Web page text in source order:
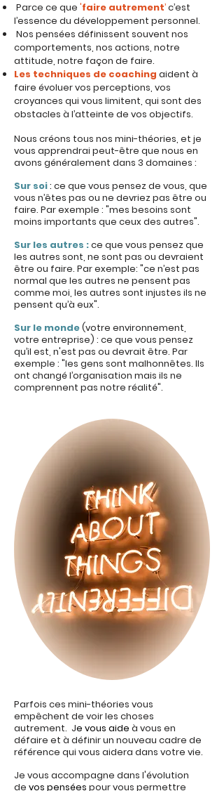
Parce ce que 'faire autrement’c’est
l’essence du développement personnel.
Nos pensées définissent souvent nos
comportements, nos actions, notre
attitude, notre façon de faire.​
Les techniques de coaching aident à
faire évoluer vos perceptions, vos
croyances qui vous limitent, qui sont des
obstacles à l’atteinte de vos objectifs.
Nous créons tous nos mini-théories, et je
vous apprendrai peut-être que nous en
avons généralement dans 3 domaines :
Sur soi: ce que vous pensez de vous, que
vous n’êtes pas ou ne devriez pas être ou
faire. Par exemple : "mes besoins sont
moins importants que ceux des autres".
Sur les autres :ce que vous pensez que
les autres sont, ne sont pas ou devraient
être ou faire. Par exemple: "ce n’est pas
normal que les autres ne pensent pas
comme moi, les autres sont injustes ils ne
pensent qu’à eux".
Sur le monde(votre environnement,
votre entreprise) : ce que vous pensez
qu’il est, n'est pas ou devrait être. Par
exemple : "les gens sont malhonnêtes. Ils
ont changé l’organisation mais ils ne
comprennent pas notre réalité".
Parfois ces mini-théories vous
empêchent de voir les choses
autrement. Je vous aide à vous en
défaire et à définir un nouveau cadre de
référence qui vous aidera dans votre vie.
Je vous accompagne dans l'évolution
de vos pensées pour vous permettre